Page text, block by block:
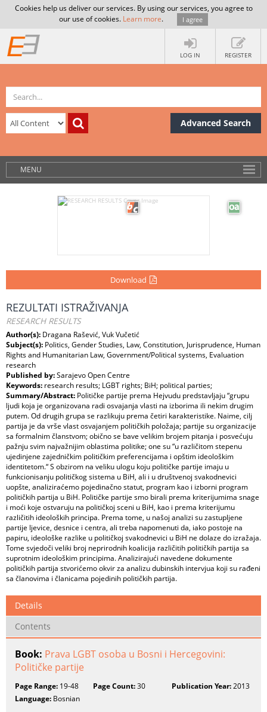
Cookies help us deliver our services. By using our services, you agree to
our use of cookies. Learn more. I agree
LOG IN REGISTER
Advanced Search
MENU
Download
REZULTATI ISTRAŽIVANJA
RESEARCH RESULTS
Author(s): Dragana Rašević, Vuk Vučetić
Subject(s): Politics, Gender Studies, Law, Constitution, Jurisprudence, Human
Rights and Humanitarian Law, Government/Political systems, Evaluation
research
Published by:Sarajevo Open Centre
Keywords: research results; LGBT rights; BiH; political parties;
Summary/Abstract: Političke partije prema Hejvudu predstavljaju “grupu
ljudi koja je organizovana radi osvajanja vlasti na izborima ili nekim drugim
putem. Od drugih grupa se razlikuju prema četiri karakteristike. Naime, cilj
partija je da vrše vlast osvajanjem političkih položaja; partije su organizacije
sa formalnim članstvom; obično se bave velikim brojem pitanja i posvećuju
pažnju svim najvažnijim oblastima politike; one su “u različitom stepenu
ujedinjene zajedničkim političkim preferencijama i opštim ideološkim
identitetom.“ S obzirom na veliku ulogu koju političke partije imaju u
funkcionisanju političkog sistema u BiH, ali i u društvenoj svakodnevici
uopšte, analiziraćemo pojedinačno statut, program kao i izborni program
političkih partija u BiH. Političke partije smo birali prema kriterijumima snage
i moći koje ostvaruju na političkoj sceni u BiH, kao i prema kriterijumu
različitih ideoloških principa. Prema tome, u našoj analizi su zastupljene
partije ljevice, desnice i centra, ali treba napomenuti da, iako postoje na
papiru, ideološke razlike u političkoj svakodnevici u BiH ne dolaze do izražaja.
Tome svjedoči veliki broj neprirodnih koalicija različitih političkih partija sa
suprotnim ideološkim principima. Analizirajući navedene dokumente
političkih partija stvorićemo okvir za analizu dubinskih intervjua koji su rađeni
sa članovima i članicama pojedinih političkih partija.
Details
Contents
Book: Prava LGBT osoba u Bosni i Hercegovini:
Političke partije
Page Range: 19-48 Page Count:30 Publication Year:2013
Language: Bosnian